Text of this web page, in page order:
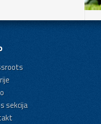
sekcija